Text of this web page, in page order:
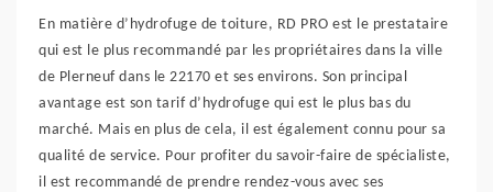
En matière d’hydrofuge de toiture, RD PRO est le prestataire
qui est le plus recommandé par les propriétaires dans la ville
de Plerneuf dans le 22170 et ses environs. Son principal
avantage est son tarif d’hydrofuge qui est le plus bas du
marché. Mais en plus de cela, il est également connu pour sa
qualité de service. Pour profiter du savoir-faire de spécialiste,
il est recommandé de prendre rendez-vous avec ses